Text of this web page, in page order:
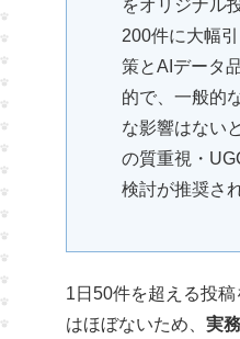
をオリジナル
200件に大幅
策とAIデータ
的で、一般的
な影響はない
の質重視・
検討が推奨さ
1日50件を超える投
はほぼないため、 実